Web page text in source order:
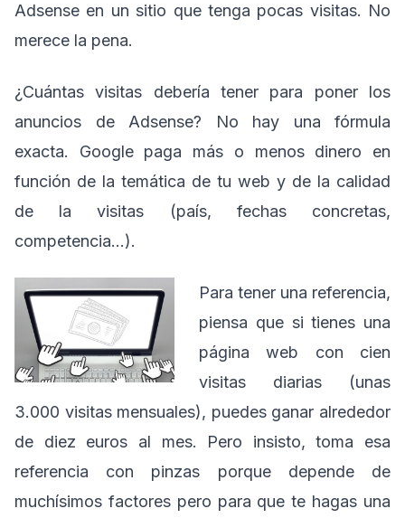
Adsense en un sitio que tenga pocas visitas. No
merece la pena.
¿Cuántas visitas debería tener para poner los
anuncios de Adsense? No hay una fórmula
exacta. Google paga más o menos dinero en
función de la temática de tu web y de la calidad
de la visitas (país, fechas concretas,
competencia…).
Para tener una referencia,
piensa que si tienes una
página web con cien
visitas diarias (unas
3.000 visitas mensuales), puedes ganar alrededor
de diez euros al mes. Pero insisto, toma esa
referencia con pinzas porque depende de
muchísimos factores pero para que te hagas una